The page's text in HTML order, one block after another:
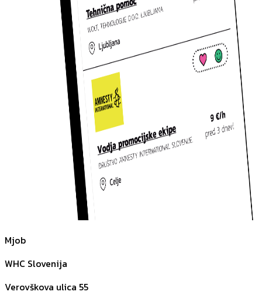
Mjob
WHC Slovenija
Verovškova ulica 55